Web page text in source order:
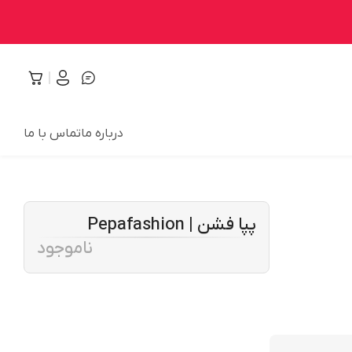
درباره ماتماس با ما
پپا فشن | Pepafashion
ناموجود